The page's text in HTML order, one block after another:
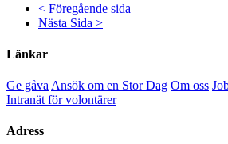
< Föregående sida
Nästa Sida >
Länkar
Ge gåva Ansök om en Stor Dag Om oss
Intranät för volontärer
Adress